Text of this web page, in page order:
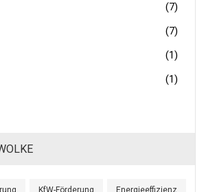
(7)
(7)
(1)
(1)
KfW-Förderung Energieeffizienz